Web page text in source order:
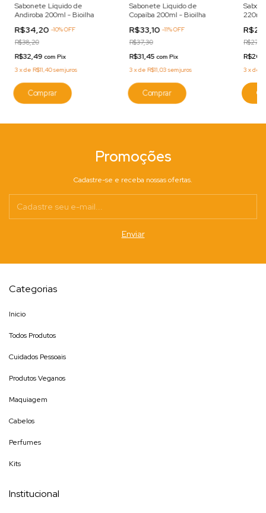
Sabonete Líquido de
Andiroba 200ml - Bioilha
R$34,20-10%OFF
R$38,20
R$32,49com Pix
3 xde R$11,40sem juros
Sabonete Liquido de
Copaíba 200ml - Bioilha
R$33,10-11%OFF
R$37,30
R$31,45com Pix
3xde R$11,03sem juros
220ml
3 xde
Promoções
Cadastre-se e receba nossas ofertas.
Categorias
Inicio
Todos Produtos
Cuidados Pessoais
Produtos Veganos
Maquiagem
Cabelos
Perfumes
Kits
Institucional